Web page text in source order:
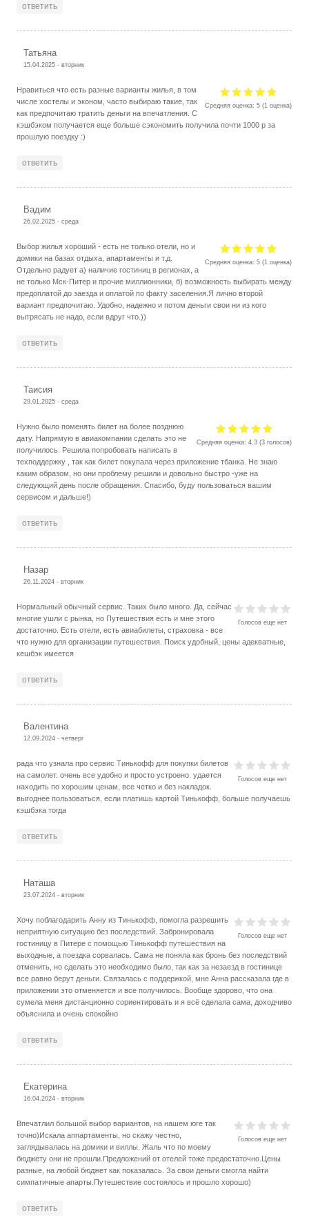
ответить
Татьяна
15.04.2025 - вторник
Средняя оценка:5 (1 оценка)
Нравиться что есть разные варианты жилья, в том
числе хостелы и эконом, часто выбираю такие, так
как предпочитаю тратить деньги на впечатления. С
кэшбэком получается еще больше сэкономить получила почти 1000 р за
прошлую поездку :)
ответить
Вадим
26.02.2025 - среда
Средняя оценка:5 (1 оценка)
Выбор жилья хороший - есть не только отели, но и
домики на базах отдыха, апартаменты и т.д.
Отдельно радует а) наличие гостиниц в регионах, а
не только Мск-Питер и прочие миллионники, б) возможность выбирать между
предоплатой до заезда и оплатой по факту заселения.Я лично второй
вариант предпочитаю. Удобно, надежно и потом деньги свои ни из кого
вытрясать не надо, если вдруг что.))
ответить
Таисия
29.01.2025 - среда
Средняя оценка:4.3 (3 голосов)
Нужно было поменять билет на более позднюю
дату. Напрямую в авиакомпании сделать это не
получилось. Решила попробовать написать в
техподдержку , так как билет покупала через приложение тбанка. Не знаю
каким образом, но они проблему решили и довольно быстро -уже на
следующий день после обращения. Спасибо, буду пользоваться вашим
сервисом и дальше!)
ответить
Назар
26.11.2024 - вторник
Голосов еще нет
Нормальный обычный сервис. Таких было много. Да, сейчас
многие ушли с рынка, но Путешествия есть и мне этого
достаточно. Есть отели, есть авиабилеты, страховка - все
что нужно для организации путешествия. Поиск удобный, цены адекватные,
кешбэк имеется
ответить
Валентина
12.09.2024 - четверг
Голосов еще нет
рада что узнала про сервис Тинькофф для покупки билетов
на самолет. очень все удобно и просто устроено. удается
находить по хорошим ценам, все четко и без накладок.
выгоднее пользоваться, если платишь картой Тинькофф, больше получаешь
кэшбэка тогда
ответить
Наташа
23.07.2024 - вторник
Голосов еще нет
Хочу поблагодарить Анну из Тинькофф, помогла разрешить
неприятную ситуацию без последствий. Забронировала
гостиницу в Питере с помощью Тинькофф путешествия на
выходные, а поездка сорвалась. Сама не поняла как бронь без последствий
отменить, но сделать это необходимо было, так как за незаезд в гостинице
все равно берут деньги. Связалась с поддержкой, мне Анна рассказала где в
приложении это отменяется и все получилось. Вообще здорово, что она
сумела меня дистанционно сориентировать и я всё сделала сама, доходчиво
объяснила и очень спокойно
ответить
Екатерина
16.04.2024 - вторник
Голосов еще нет
Впечатлил большой выбор вариантов, на нашем юге так
точно)Искала аппартаменты, но скажу честно,
заглядывалась на домики и виллы. Жаль что по моему
бюджету они не прошли.Предложений от отелей тоже предостаточно.Цены
разные, на любой бюджет как показалась. За свои деньги смогла найти
симпатичные апарты.Путешествие состоялось и прошло хорошо)
ответить